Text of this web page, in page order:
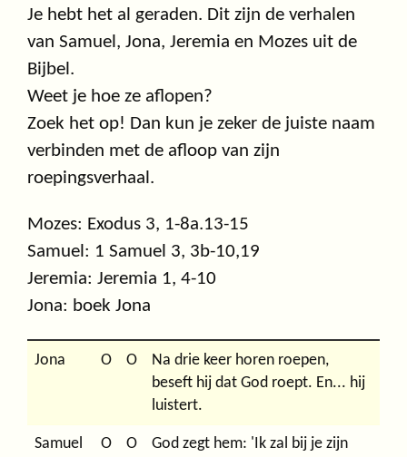
Je hebt het al geraden. Dit zijn de verhalen
van Samuel, Jona, Jeremia en Mozes uit de
Bijbel.
Weet je hoe ze aflopen?
Zoek het op! Dan kun je zeker de juiste naam
verbinden met de afloop van zijn
roepingsverhaal.
Mozes: Exodus 3, 1-8a.13-15
Samuel: 1 Samuel 3, 3b-10,19
Jeremia: Jeremia 1, 4-10
Jona: boek Jona
Jona O O
Na drie keer horen roepen,
beseft hij dat God roept. En... hij
luistert.
Samuel O O
God zegt hem: 'Ik zal bij je zijn